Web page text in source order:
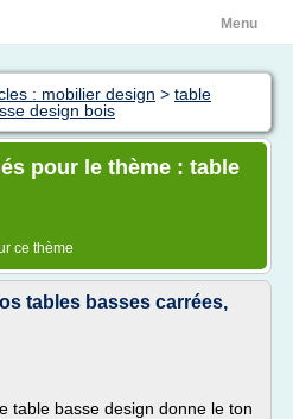
Menu
: mobilier design > table
design bois
pour le thème : table
ce thème
tables basses carrées,
table basse design donne le ton